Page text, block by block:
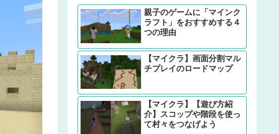
親子のゲームに「マインク
ラフト」をおすすめする４
つの理由
【マイクラ】画面分割マル
チプレイのロードマップ
【マイクラ】【遊び方紹
介】スコップや階段を使っ
て村々をつなげよう